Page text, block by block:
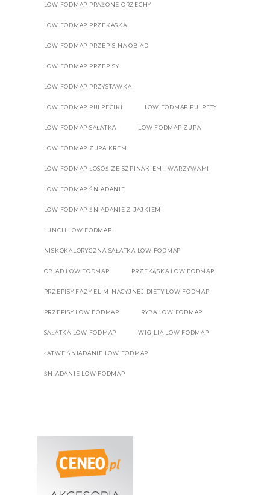
LOW FODMAP PRAŻONE ORZECHY
LOW FODMAP PRZEKASKA
LOW FODMAP PRZEPIS NA OBIAD
LOW FODMAP PRZEPISY
LOW FODMAP PRZYSTAWKA
LOW FODMAP PULPECIKI LOW FODMAP PULPETY
LOW FODMAP SAŁATKA LOW FODMAP ZUPA
LOW FODMAP ZUPA KREM
LOW FODMAP ŁOSOŚ ZE SZPINAKIEM I WARZYWAMI
LOW FODMAP ŚNIADANIE
LOW FODMAP ŚNIADANIE Z JAJKIEM
LUNCH LOW FODMAP
NISKOKALORYCZNA SAŁATKA LOW FODMAP
OBIAD LOW FODMAP PRZEKĄSKA LOW FODMAP
PRZEPISY FAZY ELIMINACYJNEJ DIETY LOW FODMAP
PRZEPISY LOW FODMAP RYBA LOW FODMAP
SAŁATKA LOW FODMAP WIGILIA LOW FODMAP
ŁATWE ŚNIADANIE LOW FODMAP
ŚNIADANIE LOW FODMAP